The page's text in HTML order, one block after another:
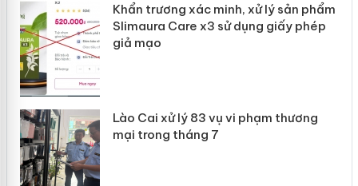
Khẩn trương xác minh, xử lý sản phẩm
Slimaura Care x3 sử dụng giấy phép
giả mạo
Lào Cai xử lý 83 vụ vi phạm thương
mại trong tháng 7